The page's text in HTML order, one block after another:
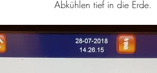
Abkühlen tief in die Erde.